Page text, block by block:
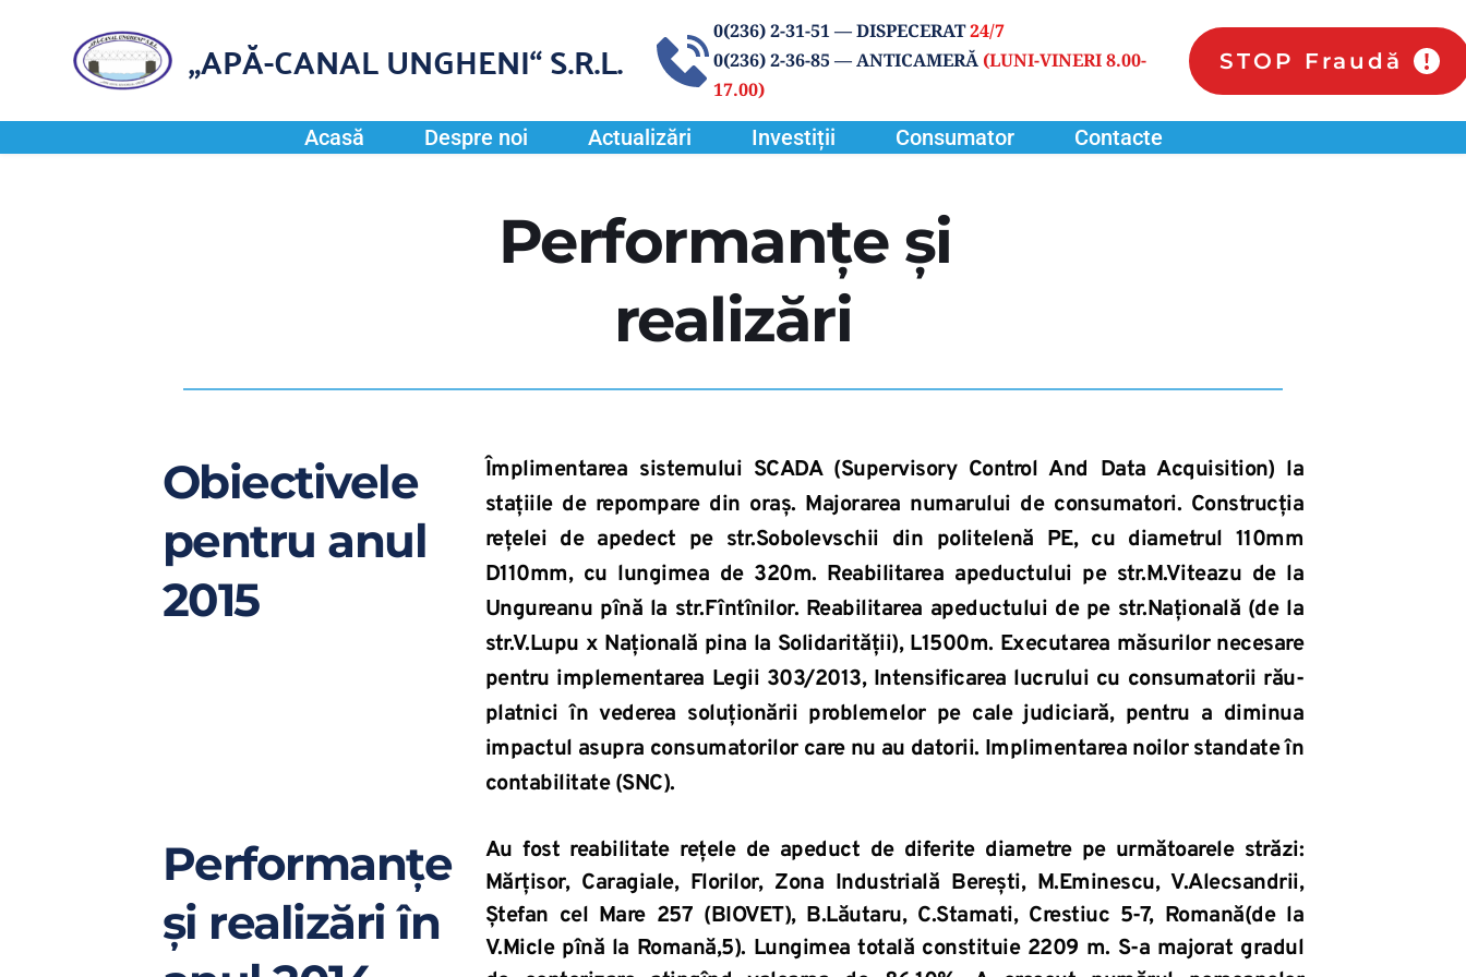
„APĂ-CANAL UNGHENI“ S.R.L. 0(236) 2-31-51 — DISPECERAT 24/7
0(236) 2-36-85 — ANTICAMERĂ (LUNI-VINERI 8.00-
17.00)
STOP Fraudă
Acasă Despre noi Actualizări Investiții Consumator Contacte
Performanţe şi
realizări
Obiectivele
pentru anul
2015
Împlimentarea sistemului SCADA (Supervisory Control And Data Acquisition) la
stațiile de repompare din oraș. Majorarea numarului de consumatori. Construcția
rețelei de apedect pe str.Sobolevschii din politelenă PE, cu diametrul 110mm
D110mm, cu lungimea de 320m. Reabilitarea apeductului pe str.M.Viteazu de la
Ungureanu pînă la str.Fîntînilor. Reabilitarea apeductului de pe str.Națională (de la
str.V.Lupu x Națională pina la Solidarității), L1500m. Executarea măsurilor necesare
pentru implementarea Legii 303/2013, Intensificarea lucrului cu consumatorii rău-
platnici în vederea soluţionării problemelor pe cale judiciară, pentru a diminua
impactul asupra consumatorilor care nu au datorii. Implimentarea noilor standate în
contabilitate (SNC).
Performanțe
și realizări în
Au fost reabilitate rețele de apeduct de diferite diametre pe următoarele străzi:
Mărțisor, Caragiale, Florilor, Zona Industrială Berești, M.Eminescu, V.Alecsandrii,
Ștefan cel Mare 257 (BIOVET), B.Lăutaru, C.Stamati, Crestiuc 5-7, Romană(de la
V.Micle pînă la Romană,5). Lungimea totală constituie 2209 m. S-a majorat gradul